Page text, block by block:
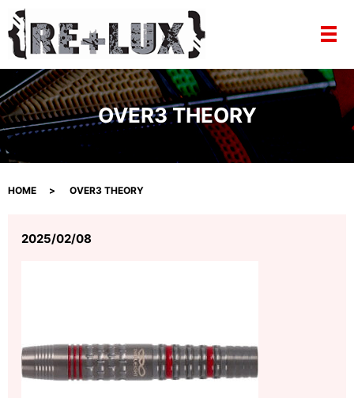
メ
OVER3 THEORY
HOME OVER3 THEORY
2025/02/08